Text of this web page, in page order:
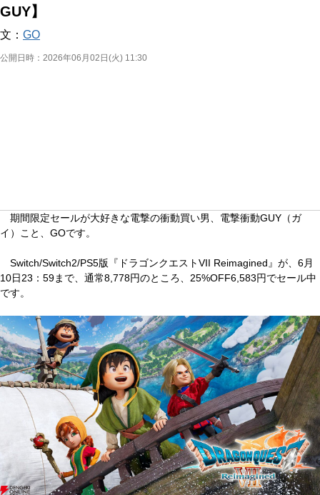
GUY】
文： GO
公開日時： 2026年06月02日(火) 11:30
期間限定セールが大好きな電撃の衝動買い男、電撃衝動GUY（ガ
イ）こと、GOです。
Switch/Switch2/PS5版『ドラゴンクエストVII Reimagined』が、6月
10日23：59まで、通常8,778円のところ、25%OFF6,583円でセール中
です。